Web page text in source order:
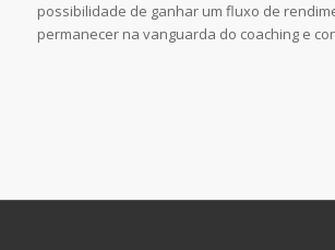
possibilidade de ganhar um fluxo de
permanecer na vanguarda do coaching e